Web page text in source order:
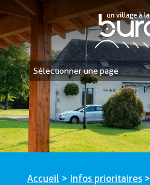
Sélectionner une page
Accueil> Infos prioritaires>